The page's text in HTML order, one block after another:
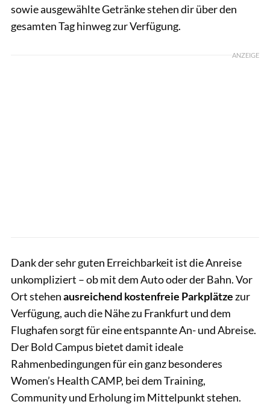
sowie ausgewählte Getränke stehen dir über den
gesamten Tag hinweg zur Verfügung.
ANZEIGE
Dank der sehr guten Erreichbarkeit ist die Anreise
unkompliziert – ob mit dem Auto oder der Bahn. Vor
Ort stehenausreichend kostenfreie Parkplätzezur
Verfügung, auch die Nähe zu Frankfurt und dem
Flughafen sorgt für eine entspannte An- und Abreise.
Der Bold Campus bietet damit ideale
Rahmenbedingungen für ein ganz besonderes
Women’s Health CAMP, bei dem Training,
Community und Erholung im Mittelpunkt stehen.